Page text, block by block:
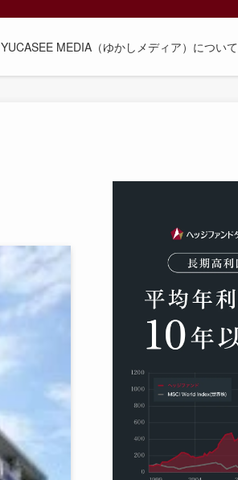
YUCASEE MEDIA（ゆかしメディア）について